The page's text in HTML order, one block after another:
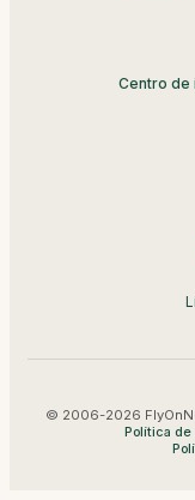
Centro de
© 2006-2026
Política de